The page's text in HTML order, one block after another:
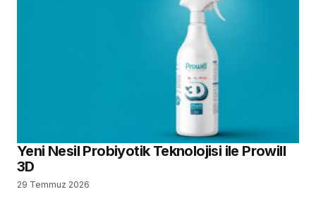
Yeni Nesil Probiyotik Teknolojisi ile Prowill
3D
29 Temmuz 2026